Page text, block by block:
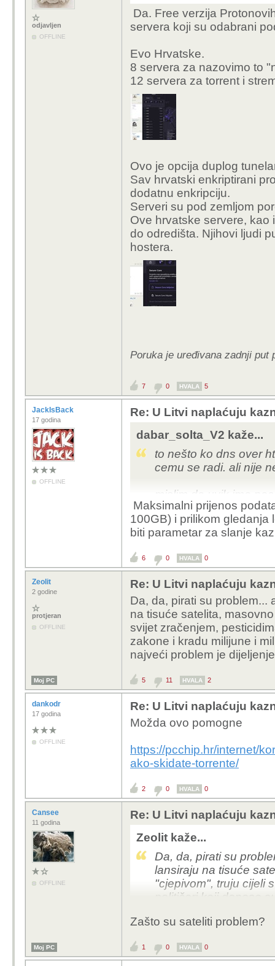
odjavljen
OFFLINE
Da. Free verzija
servera koji su odabrani
Evo Hrvatske.
8 servera za nazovimo to
12 servera za torrent i
Ovo je opcija duplog
Sav hrvatski enkriptirani
dodatnu enkripciju.
Serveri su pod zemljom
Ove hrvatske servere, kao
do odredišta. Njihovi ljudi
hostera.
Poruka je uređivana zadnji put
7 0 HVALA 5
JackIsBack
17 godina
OFFLINE
Re: U Litvi naplaćuju
dabar_solta_V2 kaže...
to nešto ko dns over
cemu se radi. ali nije
mislim da uvik ima
primjer youtube traffic
grafova brzine po
torrent traffic bi se
provider nebi treba
nekitorentsite.nešto/
vidi da je torrent site
maks prijenosom
Maksimalni prijenos
100GB) i prilikom
biti parametar za slanje
6 0 HVALA 0
Zeolit
2 godine
protjeran
OFFLINE
Re: U Litvi naplaćuju
Da, da, pirati su problem...
na tisuće satelita,
svijet zračenjem,
zakone i kradu milijune i
najveći problem je
Moj PC 5 11 HVALA 2
dankodr
17 godina
OFFLINE
Re: U Litvi naplaćuju
Možda ovo pomogne
https://pcchip.hr/internet/
ako-skidate-torrente/
2 0 HVALA 0
Cansee
11 godina
OFFLINE
Re: U Litvi naplaćuju
Zeolit kaže...
Da, da, pirati su
lansiraju na tisuće
"cjepivom", truju cijeli
političari koji donose
serija s Netflixa.
Zašto su sateliti problem?
Moj PC 1 0 HVALA 0